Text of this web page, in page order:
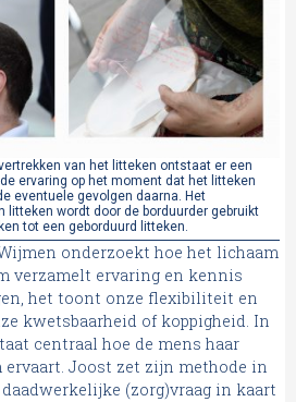
van het litteken ontstaat er een
ervaring op het moment dat het litteken
eventuele gevolgen daarna. Het
litteken wordt door de borduurder gebruikt
tot een geborduurd litteken.
onderzoekt hoe het lichaam
verzamelt ervaring en kennis
het toont onze flexibiliteit en
kwetsbaarheid of koppigheid. In
centraal hoe de mens haar
ervaart. Joost zet zijn methode in
(zorg)vraag in kaart